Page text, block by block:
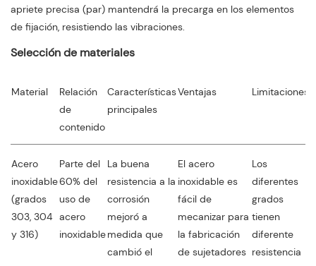
apriete precisa (par) mantendrá la precarga en los elementos
de fijación, resistiendo las vibraciones.
Selección de materiales
Material
Relación
de
contenido
Características
principales
Ventajas Limitaciones
Acero
inoxidable
(grados
303, 304
y 316)
Parte del
60% del
uso de
acero
inoxidable
La buena
resistencia a la
corrosión
mejoró a
medida que
cambió el
El acero
inoxidable es
fácil de
mecanizar para
la fabricación
de sujetadores
Los
diferentes
grados
tienen
diferente
resistencia